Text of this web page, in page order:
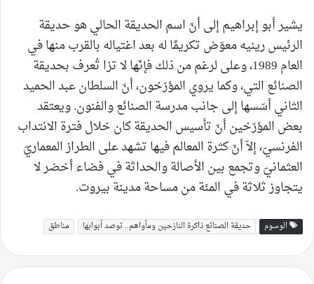
يشير أبو إبراهيم إلى أنّ اسم الحديقة الحالي هو حديقة
الرئيس رينيه معوّض تكريمًا له بعد اغتياله بالقرب منها في
العام 1989، وعلى لرغم من ذلك فإنّها لا تزا تُعرف بحديقة
الصنائع التي، وكما يروي المؤرّخون، أنّ السلطان عبد الحميد
الثاني أسّسها إلى جانب مدرسة الصنائع والفنون. ويعتقد
بعض المؤرّخين أنّ تأسيس الحديقة كان خلال فترة الانتداب
الفرنسيّ، إلاّ أنّ كثرة المعالم فيها تشهد على الطراز المعماريّ
العثمانيّ وتجمع بين الأصالة والحداثة في فضاء أخضر لا
يتجاوز ثلاثة في المئة من مساحة مدينة بيروت.
الوسوم حديقة الصنائع ذاكرة النازحين ومأواهم.. توصد أبوابها مناطق